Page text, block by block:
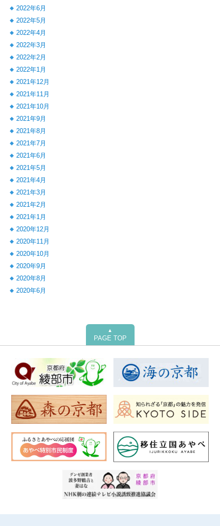
2022年6月
2022年5月
2022年4月
2022年3月
2022年2月
2022年1月
2021年12月
2021年11月
2021年10月
2021年9月
2021年8月
2021年7月
2021年6月
2021年5月
2021年4月
2021年3月
2021年2月
2021年1月
2020年12月
2020年11月
2020年10月
2020年9月
2020年8月
2020年6月
▲
PAGE TOP